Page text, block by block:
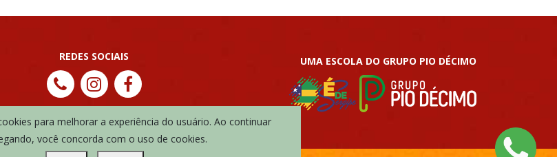
REDES SOCIAIS UMA ESCOLA DO GRUPO PIO DÉCIMO
para melhorar a experiência do usuário. Ao continuar
você concorda com o uso de cookies.